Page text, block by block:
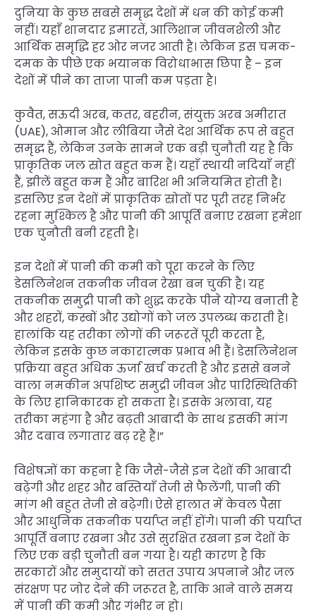
दुनिया के कुछ सबसे समृद्ध देशों में धन की कोई कमी
नहीं। यहाँ शानदार इमारतें, आलिशान जीवनशैली और
आर्थिक समृद्धि हर ओर नजर आती है। लेकिन इस चमक-
दमक के पीछे एक भयानक विरोधाभास छिपा है – इन
देशों में पीने का ताजा पानी कम पड़ता है।
कुवैत, सऊदी अरब, कतर, बहरीन, संयुक्त अरब अमीरात
(UAE), ओमान और लीबिया जैसे देश आर्थिक रूप से बहुत
समृद्ध हैं, लेकिन उनके सामने एक बड़ी चुनौती यह है कि
प्राकृतिक जल स्रोत बहुत कम हैं। यहाँ स्थायी नदियाँ नहीं
हैं, झीलें बहुत कम हैं और बारिश भी अनियमित होती है।
इसलिए इन देशों में प्राकृतिक स्रोतों पर पूरी तरह निर्भर
रहना मुश्किल है और पानी की आपूर्ति बनाए रखना हमेशा
एक चुनौती बनी रहती है।
इन देशों में पानी की कमी को पूरा करने के लिए
डेसलिनेशन तकनीक जीवन रेखा बन चुकी है। यह
तकनीक समुद्री पानी को शुद्ध करके पीने योग्य बनाती है
और शहरों, कस्बों और उद्योगों को जल उपलब्ध कराती है।
हालांकि यह तरीका लोगों की जरूरतें पूरी करता है,
लेकिन इसके कुछ नकारात्मक प्रभाव भी हैं। डेसलिनेशन
प्रक्रिया बहुत अधिक ऊर्जा खर्च करती है और इससे बनने
वाला नमकीन अपशिष्ट समुद्री जीवन और पारिस्थितिकी
के लिए हानिकारक हो सकता है। इसके अलावा, यह
तरीका महंगा है और बढ़ती आबादी के साथ इसकी मांग
और दबाव लगातार बढ़ रहे हैं।”
विशेषज्ञों का कहना है कि जैसे-जैसे इन देशों की आबादी
बढ़ेगी और शहर और बस्तियाँ तेजी से फैलेंगी, पानी की
मांग भी बहुत तेजी से बढ़ेगी। ऐसे हालात में केवल पैसा
और आधुनिक तकनीक पर्याप्त नहीं होंगे। पानी की पर्याप्त
आपूर्ति बनाए रखना और उसे सुरक्षित रखना इन देशों के
लिए एक बड़ी चुनौती बन गया है। यही कारण है कि
सरकारों और समुदायों को सतत उपाय अपनाने और जल
संरक्षण पर जोर देने की जरूरत है, ताकि आने वाले समय
में पानी की कमी और गंभीर न हो।